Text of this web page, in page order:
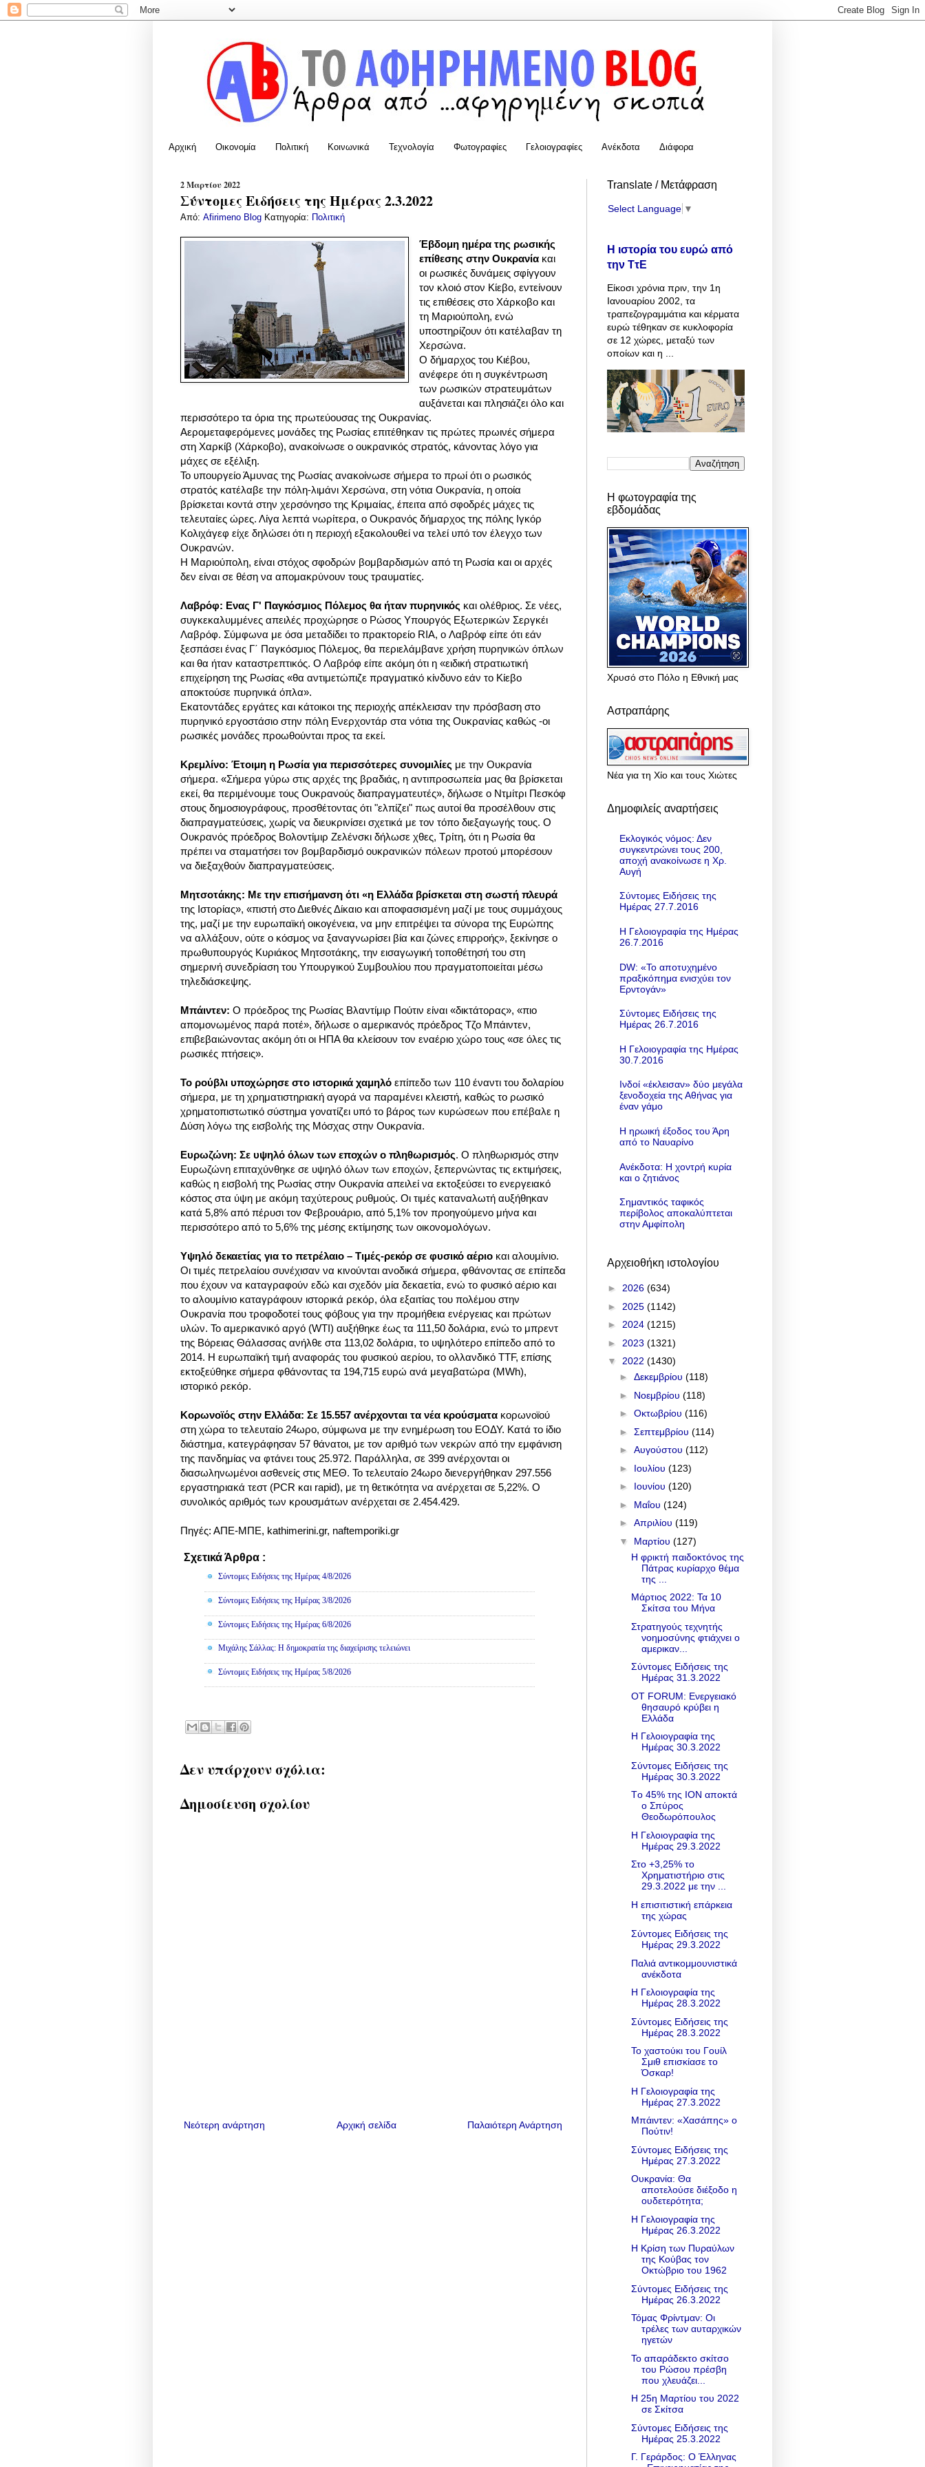
Αρχική Οικονομία Πολιτική Κοινωνικά Τεχνολογία Φωτογραφίες Γελοιογραφίες Ανέκδοτα Διάφορα
2 Μαρτίου 2022
Σύντομες Ειδήσεις της Ημέρας 2.3.2022
Από: Afirimeno Blog Κατηγορία: Πολιτική
Έβδομη ημέρα της ρωσικής
επίθεσης στην Ουκρανία και
οι ρωσικές δυνάμεις σφίγγουν
τον κλοιό στον Κίεβο, εντείνουν
τις επιθέσεις στο Χάρκοβο και
τη Μαριούπολη, ενώ
υποστηρίζουν ότι κατέλαβαν τη
Χερσώνα.
Ο δήμαρχος του Κιέβου,
ανέφερε ότι η συγκέντρωση
των ρωσικών στρατευμάτων
αυξάνεται και πλησιάζει όλο και
περισσότερο τα όρια της πρωτεύουσας της Ουκρανίας.
Αερομεταφερόμενες μονάδες της Ρωσίας επιτέθηκαν τις πρώτες πρωινές σήμερα
στη Χαρκίβ (Χάρκοβο), ανακοίνωσε ο ουκρανικός στρατός, κάνοντας λόγο για
μάχες σε εξέλιξη.
Το υπουργείο Άμυνας της Ρωσίας ανακοίνωσε σήμερα το πρωί ότι ο ρωσικός
στρατός κατέλαβε την πόλη-λιμάνι Χερσώνα, στη νότια Ουκρανία, η οποία
βρίσκεται κοντά στην χερσόνησο της Κριμαίας, έπειτα από σφοδρές μάχες τις
τελευταίες ώρες. Λίγα λεπτά νωρίτερα, ο Ουκρανός δήμαρχος της πόλης Ιγκόρ
Κολιχάγεφ είχε δηλώσει ότι η περιοχή εξακολουθεί να τελεί υπό τον έλεγχο των
Ουκρανών.
Η Μαριούπολη, είναι στόχος σφοδρών βομβαρδισμών από τη Ρωσία και οι αρχές
δεν είναι σε θέση να απομακρύνουν τους τραυματίες.
Λαβρόφ: Ενας Γ' Παγκόσμιος Πόλεμος θα ήταν πυρηνικός και ολέθριος. Σε νέες,
συγκεκαλυμμένες απειλές προχώρησε ο Ρώσος Υπουργός Εξωτερικών Σεργκέι
Λαβρόφ. Σύμφωνα με όσα μεταδίδει το πρακτορείο RIA, o Λαβρόφ είπε ότι εάν
ξεσπάσει ένας Γ΄ Παγκόσμιος Πόλεμος, θα περιελάμβανε χρήση πυρηνικών όπλων
και θα ήταν καταστρεπτικός. Ο Λαβρόφ είπε ακόμη ότι η «ειδική στρατιωτική
επιχείρηση της Ρωσίας «θα αντιμετώπιζε πραγματικό κίνδυνο εάν το Κίεβο
αποκτούσε πυρηνικά όπλα».
Εκατοντάδες εργάτες και κάτοικοι της περιοχής απέκλεισαν την πρόσβαση στο
πυρηνικό εργοστάσιο στην πόλη Ενερχοντάρ στα νότια της Ουκρανίας καθώς -οι
ρωσικές μονάδες προωθούνται προς τα εκεί.
Κρεμλίνο: Έτοιμη η Ρωσία για περισσότερες συνομιλίες με την Ουκρανία
σήμερα. «Σήμερα γύρω στις αρχές της βραδιάς, η αντιπροσωπεία μας θα βρίσκεται
εκεί, θα περιμένουμε τους Ουκρανούς διαπραγματευτές», δήλωσε ο Ντμίτρι Πεσκόφ
στους δημοσιογράφους, προσθέτοντας ότι "ελπίζει" πως αυτοί θα προσέλθουν στις
διαπραγματεύσεις, χωρίς να διευκρινίσει σχετικά με τον τόπο διεξαγωγής τους. Ο
Ουκρανός πρόεδρος Βολοντίμιρ Ζελένσκι δήλωσε χθες, Τρίτη, ότι η Ρωσία θα
πρέπει να σταματήσει τον βομβαρδισμό ουκρανικών πόλεων προτού μπορέσουν
να διεξαχθούν διαπραγματεύσεις.
Μητσοτάκης: Με την επισήμανση ότι «η Ελλάδα βρίσκεται στη σωστή πλευρά
της Ιστορίας», «πιστή στο Διεθνές Δίκαιο και αποφασισμένη μαζί με τους συμμάχους
της, μαζί με την ευρωπαϊκή οικογένεια, να μην επιτρέψει τα σύνορα της Ευρώπης
να αλλάξουν, ούτε ο κόσμος να ξαναγνωρίσει βία και ζώνες επιρροής», ξεκίνησε ο
πρωθυπουργός Κυριάκος Μητσοτάκης, την εισαγωγική τοποθέτησή του στη
σημερινή συνεδρίαση του Υπουργικού Συμβουλίου που πραγματοποιείται μέσω
τηλεδιάσκεψης.
Μπάιντεν: Ο πρόεδρος της Ρωσίας Βλαντίμιρ Πούτιν είναι «δικτάτορας», «πιο
απομονωμένος παρά ποτέ», δήλωσε ο αμερικανός πρόεδρος Τζο Μπάιντεν,
επιβεβαιώνοντας ακόμη ότι οι ΗΠΑ θα κλείσουν τον εναέριο χώρο τους «σε όλες τις
ρωσικές πτήσεις».
Το ρούβλι υποχώρησε στο ιστορικά χαμηλό επίπεδο των 110 έναντι του δολαρίου
σήμερα, με τη χρηματιστηριακή αγορά να παραμένει κλειστή, καθώς το ρωσικό
χρηματοπιστωτικό σύστημα γονατίζει υπό το βάρος των κυρώσεων που επέβαλε η
Δύση λόγω της εισβολής της Μόσχας στην Ουκρανία.
Ευρωζώνη: Σε υψηλό όλων των εποχών ο πληθωρισμός. Ο πληθωρισμός στην
Ευρωζώνη επιταχύνθηκε σε υψηλό όλων των εποχών, ξεπερνώντας τις εκτιμήσεις,
καθώς η εισβολή της Ρωσίας στην Ουκρανία απειλεί να εκτοξεύσει το ενεργειακό
κόστος στα ύψη με ακόμη ταχύτερους ρυθμούς. Οι τιμές καταναλωτή αυξήθηκαν
κατά 5,8% από πέρυσι τον Φεβρουάριο, από 5,1% τον προηγούμενο μήνα και
περισσότερο από το 5,6% της μέσης εκτίμησης των οικονομολόγων.
Υψηλό δεκαετίας για το πετρέλαιο – Τιμές-ρεκόρ σε φυσικό αέριο και αλουμίνιο.
Οι τιμές πετρελαίου συνέχισαν να κινούνται ανοδικά σήμερα, φθάνοντας σε επίπεδα
που έχουν να καταγραφούν εδώ και σχεδόν μία δεκαετία, ενώ το φυσικό αέριο και
το αλουμίνιο καταγράφουν ιστορικά ρεκόρ, όλα εξαιτίας του πολέμου στην
Ουκρανία που τροφοδοτεί τους φόβους για την προμήθεια ενέργειας και πρώτων
υλών. Το αμερικανικό αργό (WTI) αυξήθηκε έως τα 111,50 δολάρια, ενώ το μπρεντ
της Βόρειας Θάλασσας ανήλθε στα 113,02 δολάρια, το υψηλότερο επίπεδο από το
2014. Η ευρωπαϊκή τιμή αναφοράς του φυσικού αερίου, το ολλανδικό TTF, επίσης
εκτοξεύθηκε σήμερα φθάνοντας τα 194,715 ευρώ ανά μεγαβατώρα (MWh),
ιστορικό ρεκόρ.
Κορωνοϊός στην Ελλάδα: Σε 15.557 ανέρχονται τα νέα κρούσματα κορωνοϊού
στη χώρα το τελευταίο 24ωρο, σύμφωνα με την ενημέρωση του ΕΟΔΥ. Κατά το ίδιο
διάστημα, κατεγράφησαν 57 θάνατοι, με τον αριθμό των νεκρών από την εμφάνιση
της πανδημίας να φτάνει τους 25.972. Παράλληλα, σε 399 ανέρχονται οι
διασωληνωμένοι ασθενείς στις ΜΕΘ. Το τελευταίο 24ωρο διενεργήθηκαν 297.556
εργαστηριακά τεστ (PCR και rapid), με τη θετικότητα να ανέρχεται σε 5,22%. Ο
συνολικός αριθμός των κρουσμάτων ανέρχεται σε 2.454.429.
Πηγές: ΑΠΕ-ΜΠΕ, kathimerini.gr, naftemporiki.gr
Σχετικά Άρθρα :
Σύντομες Ειδήσεις της Ημέρας 4/8/2026
Σύντομες Ειδήσεις της Ημέρας 3/8/2026
Σύντομες Ειδήσεις της Ημέρας 6/8/2026
Μιχάλης Σάλλας: Η δημοκρατία της διαχείρισης τελειώνει
Σύντομες Ειδήσεις της Ημέρας 5/8/2026
Δεν υπάρχουν σχόλια:
Δημοσίευση σχολίου
Νεότερη ανάρτηση Παλαιότερη Ανάρτηση
Αρχική σελίδα
Translate / Μετάφραση
Select Language ▼
Η ιστορία του ευρώ από
την ΤτΕ
Είκοσι χρόνια πριν, την 1η
Ιανουαρίου 2002, τα
τραπεζογραμμάτια και κέρματα
ευρώ τέθηκαν σε κυκλοφορία
σε 12 χώρες, μεταξύ των
οποίων και η ...
Η φωτογραφία της
εβδομάδας
Χρυσό στο Πόλο η Εθνική μας
Αστραπάρης
Νέα για τη Χίο και τους Χιώτες
Δημοφιλείς αναρτήσεις
Εκλογικός νόμος: Δεν
συγκεντρώνει τους 200,
αποχή ανακοίνωσε η Χρ.
Αυγή
Σύντομες Ειδήσεις της
Ημέρας 27.7.2016
Η Γελοιογραφία της Ημέρας
26.7.2016
DW: «To αποτυχημένο
πραξικόπημα ενισχύει τον
Ερντογάν»
Σύντομες Ειδήσεις της
Ημέρας 26.7.2016
Η Γελοιογραφία της Ημέρας
30.7.2016
Ινδοί «έκλεισαν» δύο μεγάλα
ξενοδοχεία της Αθήνας για
έναν γάμο
Η ηρωική έξοδος του Άρη
από το Ναυαρίνο
Ανέκδοτα: Η χοντρή κυρία
και ο ζητιάνος
Σημαντικός ταφικός
περίβολος αποκαλύπτεται
στην Αμφίπολη
Αρχειοθήκη ιστολογίου
► 2026 (634)
► 2025 (1142)
► 2024 (1215)
► 2023 (1321)
▼ 2022 (1430)
► Δεκεμβρίου (118)
► Νοεμβρίου (118)
► Οκτωβρίου (116)
► Σεπτεμβρίου (114)
► Αυγούστου (112)
► Ιουλίου (123)
► Ιουνίου (120)
► Μαΐου (124)
► Απριλίου (119)
▼ Μαρτίου (127)
Η φρικτή παιδοκτόνος της
Πάτρας κυρίαρχο θέμα
της ...
Μάρτιος 2022: Τα 10
Σκίτσα του Μήνα
Στρατηγούς τεχνητής
νοημοσύνης φτιάχνει ο
αμερικαν...
Σύντομες Ειδήσεις της
Ημέρας 31.3.2022
ΟΤ FORUM: Ενεργειακό
θησαυρό κρύβει η
Ελλάδα
Η Γελοιογραφία της
Ημέρας 30.3.2022
Σύντομες Ειδήσεις της
Ημέρας 30.3.2022
Tο 45% της ΙΟΝ αποκτά
ο Σπύρος
Θεοδωρόπουλος
Η Γελοιογραφία της
Ημέρας 29.3.2022
Στο +3,25% το
Χρηματιστήριο στις
29.3.2022 με την ...
H επισιτιστική επάρκεια
της χώρας
Σύντομες Ειδήσεις της
Ημέρας 29.3.2022
Παλιά αντικομμουνιστικά
ανέκδοτα
Η Γελοιογραφία της
Ημέρας 28.3.2022
Σύντομες Ειδήσεις της
Ημέρας 28.3.2022
Το χαστούκι του Γουίλ
Σμιθ επισκίασε το
Όσκαρ!
Η Γελοιογραφία της
Ημέρας 27.3.2022
Μπάιντεν: «Χασάπης» ο
Πούτιν!
Σύντομες Ειδήσεις της
Ημέρας 27.3.2022
Ουκρανία: Θα
αποτελούσε διέξοδο η
ουδετερότητα;
Η Γελοιογραφία της
Ημέρας 26.3.2022
Η Κρίση των Πυραύλων
της Κούβας τον
Οκτώβριο του 1962
Σύντομες Ειδήσεις της
Ημέρας 26.3.2022
Τόμας Φρίντμαν: Οι
τρέλες των αυταρχικών
ηγετών
Το απαράδεκτο σκίτσο
του Ρώσου πρέσβη
που χλευάζει...
Η 25η Μαρτίου του 2022
σε Σκίτσα
Σύντομες Ειδήσεις της
Ημέρας 25.3.2022
Γ. Γεράρδος: Ο Έλληνας